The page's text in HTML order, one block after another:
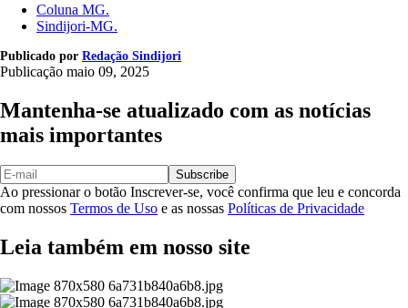
Coluna MG.
Sindijori-MG.
Publicado por Redação Sindijori
Publicação maio 09, 2025
Mantenha-se atualizado com as notícias
mais importantes
Subscribe
Ao pressionar o botão Inscrever-se, você confirma que leu e concorda
com nossos Termos de Uso e as nossas Políticas de Privacidade
Leia também em nosso site